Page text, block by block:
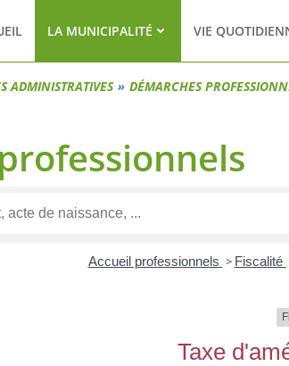
LA MUNICIPALITÉ VIE
ADMINISTRATIVES DÉMARCHES
Accueil professionnels > Fiscalité
Taxe